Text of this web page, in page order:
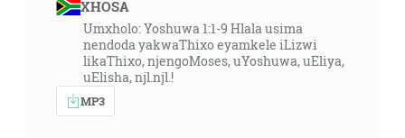
XHOSA
Umxholo: Yoshuwa 1:1-9 Hlala usima
nendoda yakwaThixo eyamkele iLizwi
likaThixo, njengoMoses, uYoshuwa, uEliya,
uElisha, njl.njl.!
MP3